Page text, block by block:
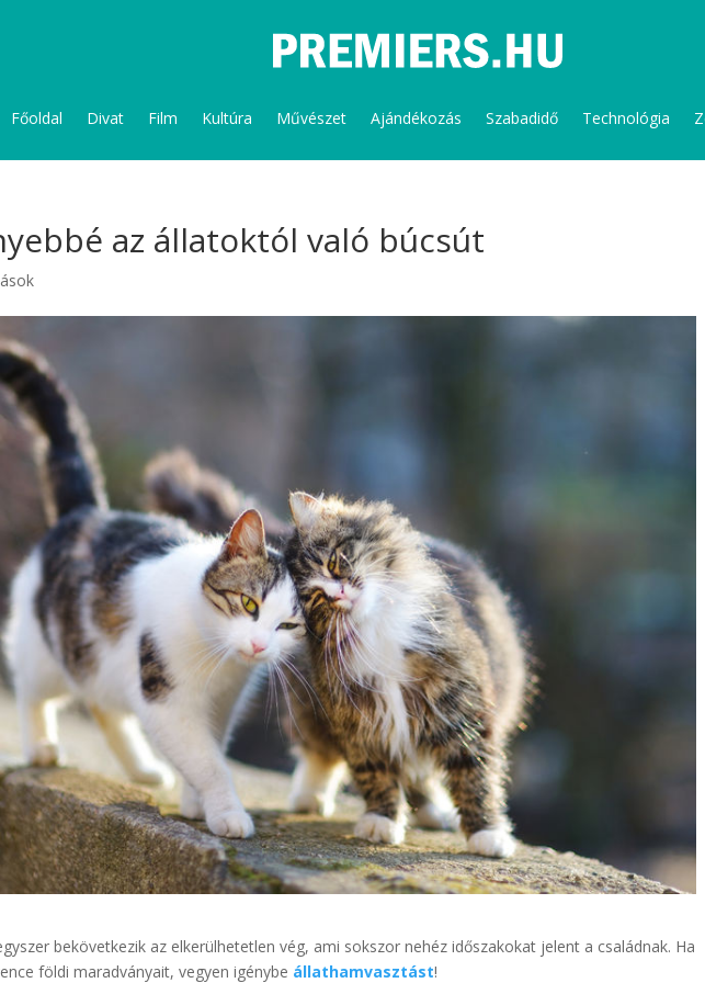
Főoldal Divat Film Kultúra Művészet Ajándékozás Szabadidő Technológia
az állatoktól való búcsút
bekövetkezik az elkerülhetetlen vég, ami sokszor nehéz időszakokat jelent a családnak. Ha
földi maradványait, vegyen igénybe állathamvasztást!